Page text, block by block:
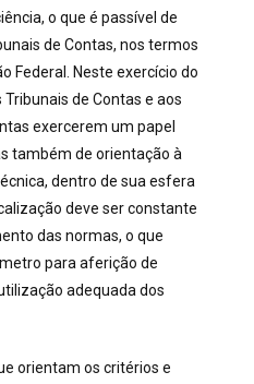
o que é passível de
de Contas, nos termos
Federal. Neste exercício do
de Contas e aos
exercerem um papel
também de orientação à
dentro de sua esfera
deve ser constante
das normas, o que
para aferição de
adequada dos
orientam os critérios e